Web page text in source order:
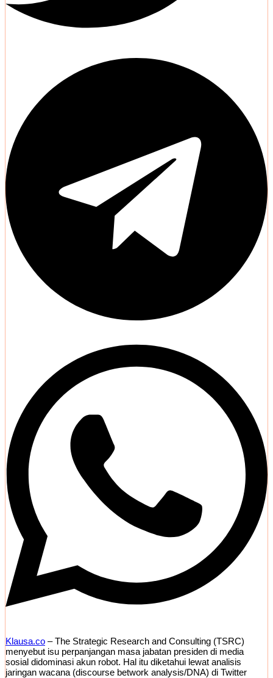
Klausa.co – The Strategic Research and Consulting (TSRC)
menyebut isu perpanjangan masa jabatan presiden di media
sosial didominasi akun robot. Hal itu diketahui lewat analisis
jaringan wacana (discourse betwork analysis/DNA) di Twitter